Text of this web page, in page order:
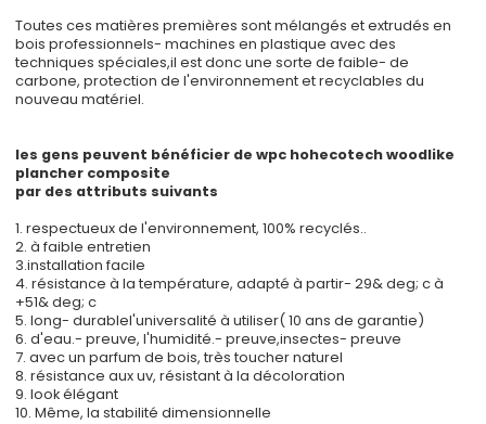
Toutes ces matières premières sont mélangés et extrudés en
bois professionnels- machines en plastique avec des
techniques spéciales,il est donc une sorte de faible- de
carbone, protection de l'environnement et recyclables du
nouveau matériel.
les gens peuvent bénéficier de wpc hohecotech woodlike
plancher composite
par des attributs suivants
1. respectueux de l'environnement, 100% recyclés..
2. à faible entretien
3.installation facile
4. résistance à la température, adapté à partir- 29& deg; c à
+51& deg; c
5. long- durablel'universalité à utiliser( 10 ans de garantie)
6. d'eau.- preuve, l'humidité.- preuve,insectes- preuve
7. avec un parfum de bois, très toucher naturel
8. résistance aux uv, résistant à la décoloration
9. look élégant
10. Même, la stabilité dimensionnelle